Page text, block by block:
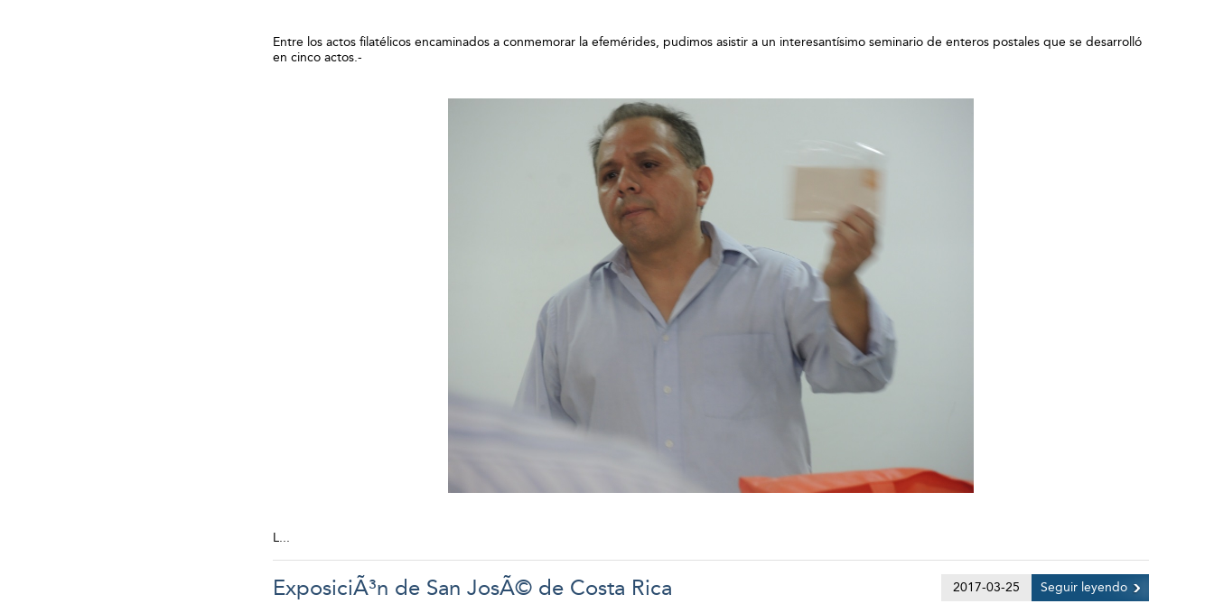
Entre los actos filatélicos encaminados a conmemorar la efemérides, pudimos asistir a un interesantísimo seminario de enteros postales que se desarrolló
en cinco actos.-
L...
ExposiciÃ³n de San JosÃ© de Costa Rica 2017-03-25 Seguir leyendo